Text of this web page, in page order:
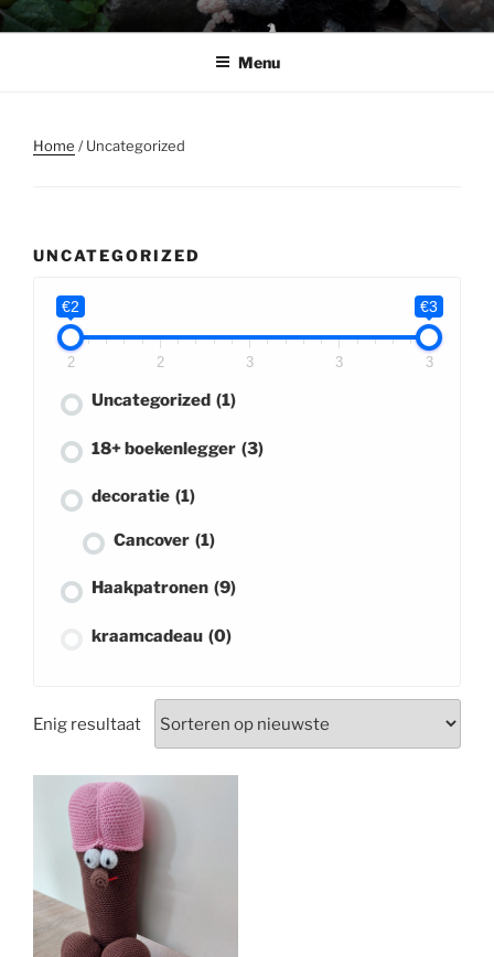
Ga
naarBABSHOP
Barbara's haak en cadeau winkeltje
Menu
Home / Uncategorized
UNCATEGORIZED
€2 €3
2 2 3 3 3
Uncategorized (1)
18+ boekenlegger (3)
decoratie (1)
Cancover (1)
Haakpatronen (9)
kraamcadeau (0)
muziekdoosje (0)
pop(0)
rammelaar
slabbetje
speelgoed
Enig resultaat